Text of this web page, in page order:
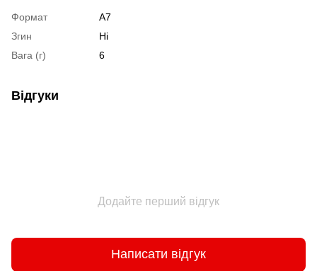
Формат
А7
Згин
Ні
Вага (г)
6
Відгуки
Додайте перший відгук
Написати відгук